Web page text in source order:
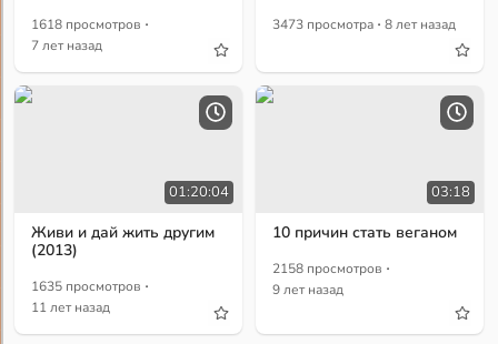
1618 просмотров ·
7 лет назад
3473 просмотра · 8 лет назад
01:20:04
Живи и дай жить другим
(2013)
1635 просмотров ·
11 лет назад
03:18
10 причин стать веганом
2158 просмотров ·
9 лет назад